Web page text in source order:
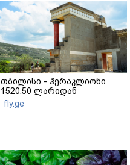
თბილისი - ჰერაკლიონი
1520.50 ლარიდან
fly.ge